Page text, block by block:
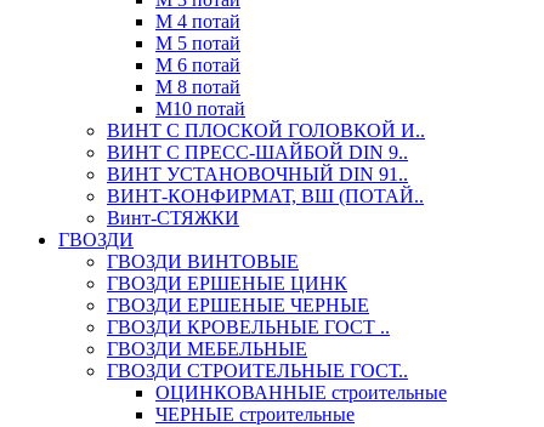
М 4 потай
М 5 потай
М 6 потай
М 8 потай
М10 потай
ВИНТ С ПЛОСКОЙ ГОЛОВКОЙ И..
ВИНТ С ПРЕСС-ШАЙБОЙ DIN 9..
ВИНТ УСТАНОВОЧНЫЙ DIN 91..
ВИНТ-КОНФИРМАТ, ВШ (ПОТАЙ..
Винт-СТЯЖКИ
ГВОЗДИ
ГВОЗДИ ВИНТОВЫЕ
ГВОЗДИ ЕРШЕНЫЕ ЦИНК
ГВОЗДИ ЕРШЕНЫЕ ЧЕРНЫЕ
ГВОЗДИ КРОВЕЛЬНЫЕ ГОСТ ..
ГВОЗДИ МЕБЕЛЬНЫЕ
ГВОЗДИ СТРОИТЕЛЬНЫЕ ГОСТ..
ОЦИНКОВАННЫЕ строительные
ЧЕРНЫЕ строительные